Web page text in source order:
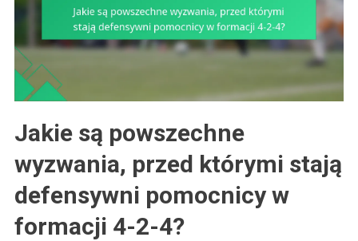
Jakie są powszechne
wyzwania, przed którymi stają
defensywni pomocnicy w
formacji 4-2-4?